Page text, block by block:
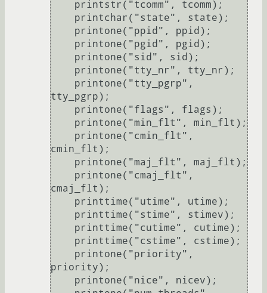
tty_pgrp);
cmin_flt);
cmaj_flt);
priority);